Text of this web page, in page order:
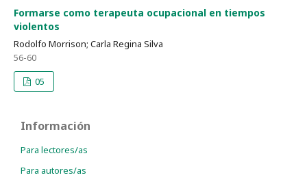
Formarse como terapeuta ocupacional en tiempos
violentos
Rodolfo Morrison; Carla Regina Silva
56-60
05
Información
Para lectores/as
Para autores/as